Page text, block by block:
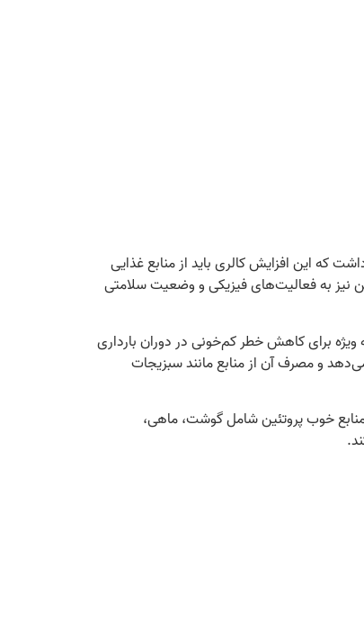
که این افزایش کالری باید از منابع غذایی
بارداری دریافت کنند، اما این نیز به فعالیت‌های فیزیکی و وضعیت سلامتی
معدنی مانند آهن، کلسیم، فولات و اسیدهای چرب امگا-3 استفاده کنند. آهن به ویژه برای کاهش خطر کم‌خونی در دوران بارداری
و مصرف آن از منابع مانند سبزیجات
خوب پروتئین شامل گوشت، ماهی،